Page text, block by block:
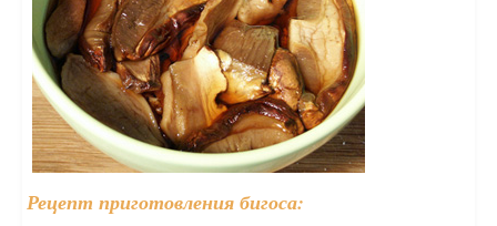
Рецепт приготовления бигоса: